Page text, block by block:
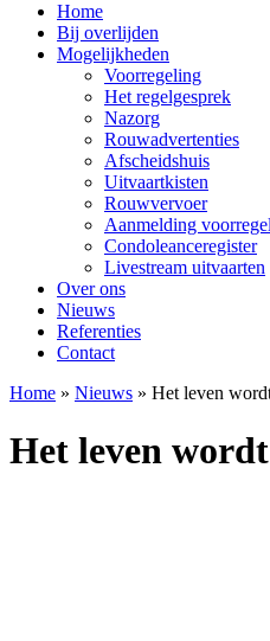
Home
Bij overlijden
Mogelijkheden
Voorregeling
Het regelgesprek
Nazorg
Rouwadvertenties
Afscheidshuis
Uitvaartkisten
Rouwvervoer
Aanmelding
Condoleanceregister
Livestream uitvaarten
Over ons
Nieuws
Referenties
Contact
Home » Nieuws » Het leven
Het leven